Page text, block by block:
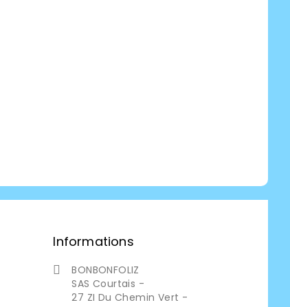
Informations

BONBONFOLIZ
SAS Courtais -
27 ZI Du Chemin Vert -